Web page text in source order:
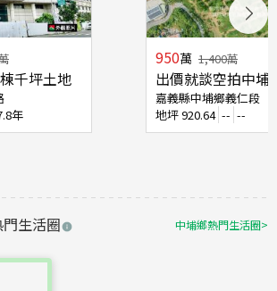
千坪土地
年
950萬 1,400萬
出價就談空拍中埔
嘉義縣中埔鄉義仁段
地坪920.64 -- --
門生活圈 中埔鄉熱門生活圈>